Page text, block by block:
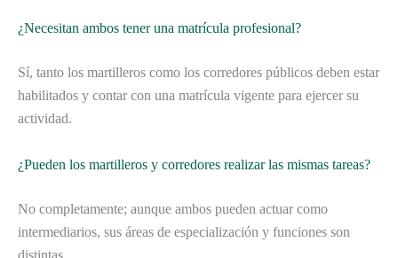
¿Necesitan ambos tener una matrícula profesional?
Sí, tanto los martilleros como los corredores públicos deben estar
habilitados y contar con una matrícula vigente para ejercer su
actividad.
¿Pueden los martilleros y corredores realizar las mismas tareas?
No completamente; aunque ambos pueden actuar como
intermediarios, sus áreas de especialización y funciones son
distintas.